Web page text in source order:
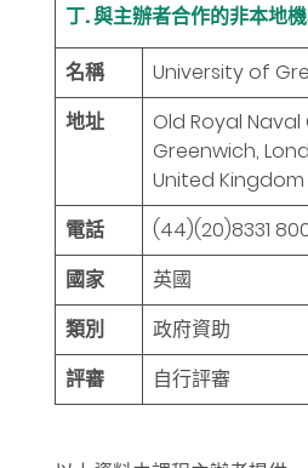
丁. 與主辦者合作的非本地
名稱
University of
地址
Old Royal Naval
Greenwich,
United Kingdom
電話
(44)(20)8331
國家
英國
類別
政府資助
評審
自行評審